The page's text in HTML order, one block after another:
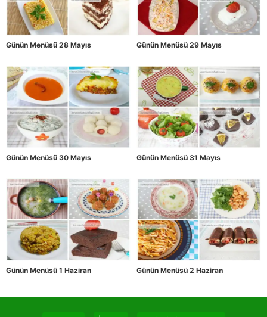
Günün Menüsü 28 Mayıs Günün Menüsü 29 Mayıs
Günün Menüsü 30 Mayıs Günün Menüsü 31 Mayıs
Günün Menüsü 1 Haziran Günün Menüsü 2 Haziran